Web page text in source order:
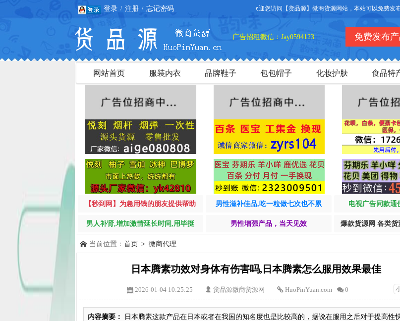
登录 / 注册 / 忘记密码 欢迎您访问【货品源】微商货源网站，本站可以免费发布微
广告招租微信：Jay0594123 免费发布
网站首页 服装内衣 品牌鞋子 包包帽子 化妆护肤 食品特
【秒到网】为急用钱的朋友提供帮助 男性滋补佳品,吃一粒做七次也不累 电视广告同款通
男人补肾,增加激情延长时间,用毕挺 男性增强产品，当天见效 爆款货源网 各类
当前位置： 首页 > 微商代理
日本腾素功效对身体有伤害吗,日本腾素怎么服用效果最佳
2026-01-04 10:25:25 货品源微商货源网 HuoPinYuan.com 0
内容摘要：
日本腾素这款产品在日本或者在我国的知名度也是比较高的，据说在服用之后对于提高性